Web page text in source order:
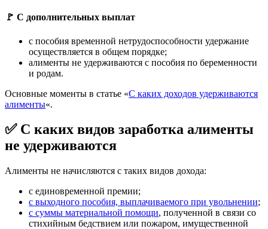
🚩 С дополнительных выплат
с пособия временной нетрудоспособности удержание
осуществляется в общем порядке;
алименты не удерживаются с пособия по беременности
и родам.
Основные моменты в статье «С каких доходов удерживаются
алименты«.
✅ С каких видов заработка алименты
не удерживаются
Алименты не начисляются с таких видов дохода:
с единовременной премии;
с выходного пособия, выплачиваемого при увольнении;
с суммы материальной помощи, полученной в связи со
стихийным бедствием или пожаром, имущественной